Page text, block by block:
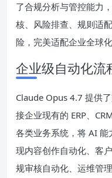
了合规分析与管控能力
核、风险排查、规则适
险，完美适配企业全球
企业级自动化流
Claude Opus 4.7 提供
接企业现有的 ERP、
各类业务系统，将 AI
现内容创作自动化、客
规审核自动化、运维管